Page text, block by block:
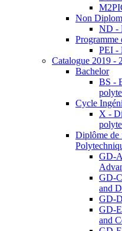
Non
ND -
Programme
PEI -
Catalogue 2019 -
Bachelor
BS -
Cycle
X -
Diplôme de
GD-
GD-
and
GD-
GD-
and